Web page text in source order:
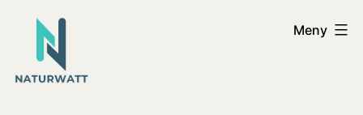
Hoppa
innehållNaturwatt Meny